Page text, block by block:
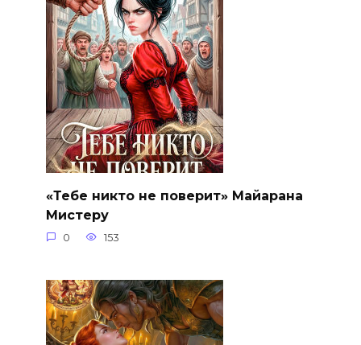
«Тебе никто не поверит» Майарана
Мистеру
0 153